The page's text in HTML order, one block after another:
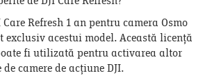
Refresh 1 an pentru camera Osmo
exclusiv acestui model. Această licență
fi utilizată pentru activarea altor
camere de acțiune DJI.